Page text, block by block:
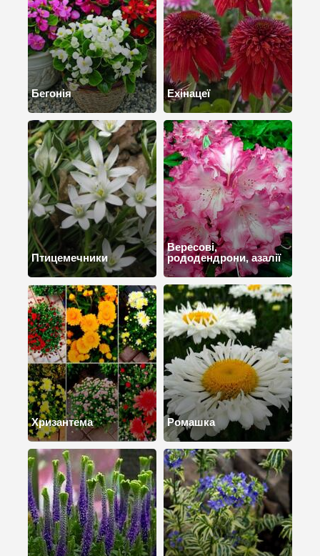
Бегонія Ехінацеї
Птицемечники
Вересові,
рододендрони, азалії
Хризантема Ромашка